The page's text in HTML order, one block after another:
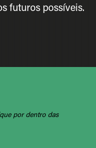
futuros possíveis.
por dentro das